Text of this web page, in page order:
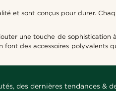
et sont conçus pour durer.
une touche de
des accessoires polyvalents
des dernières tendances &